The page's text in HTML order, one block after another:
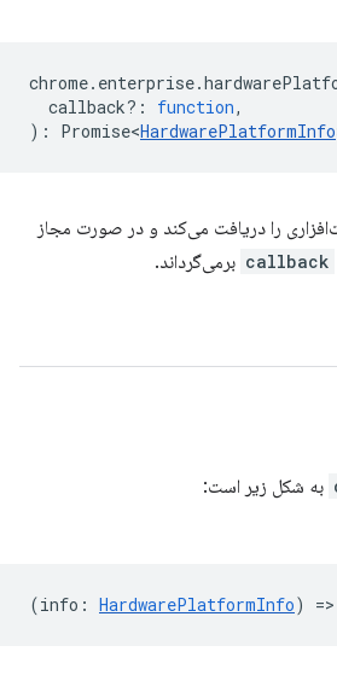
chrome. enterprise.
callback? : function,
) : Promise<HardwarePlatformInfo
را دریافت می‌کند و در صورت مجاز
callback برمی‌گرداند.
به شکل زیر است:
(info : HardwarePlatformInfo) =>